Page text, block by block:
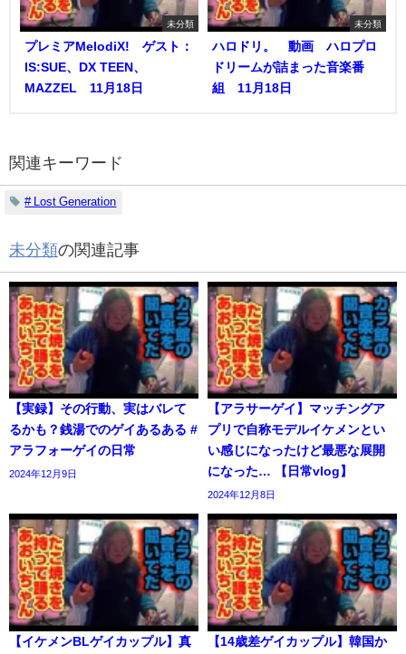
未分類
プレミアMelodiX! ゲスト：
IS:SUE、DX TEEN、
MAZZEL 11月18日
未分類
ハロドリ。 動画 ハロプロ
ドリームが詰まった音楽番
組 11月18日
関連キーワード
# Lost Generation
未分類の関連記事
【実録】その行動、実はバレて
るかも？銭湯でのゲイあるある #
アラフォーゲイの日常
2024年12月9日
【アラサーゲイ】マッチングア
プリで自称モデルイケメンとい
い感じになったけど最悪な展開
になった… 【日常vlog】
2024年12月8日
【イケメンBLゲイカップル】真
【14歳差ゲイカップル】韓国か